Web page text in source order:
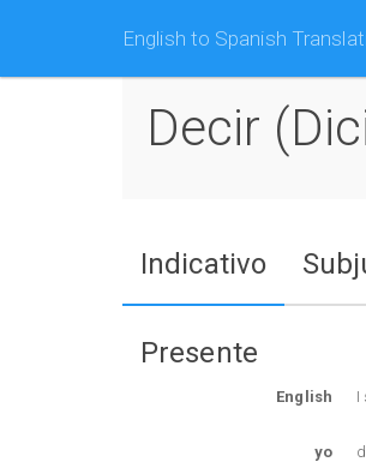
English to Spanish
Decir
Indicativo
Presente
English I
yo